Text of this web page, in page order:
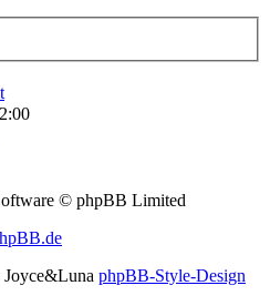
© phpBB Limited
Joyce&Luna phpBB-Style-Design